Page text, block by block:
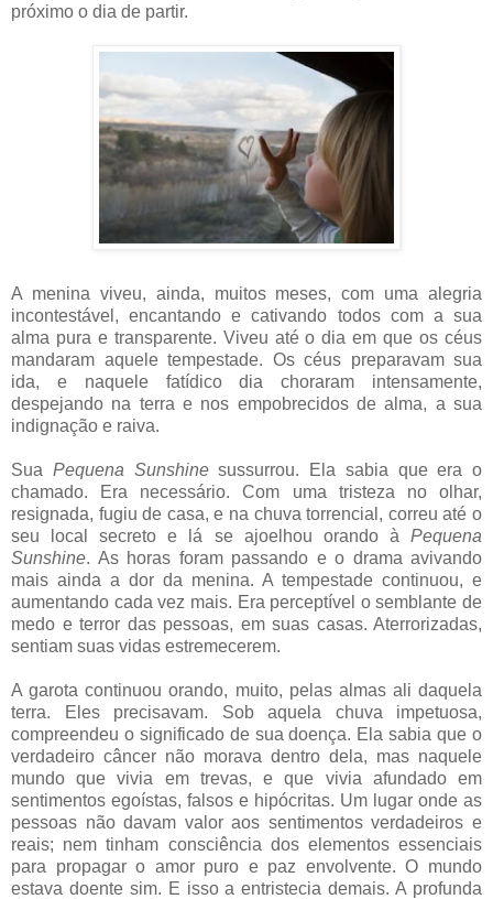
próximo o dia de partir.
A menina viveu, ainda, muitos meses, com uma alegria
incontestável, encantando e cativando todos com a sua
alma pura e transparente. Viveu até o dia em que os céus
mandaram aquele tempestade. Os céus preparavam sua
ida, e naquele fatídico dia choraram intensamente,
despejando na terra e nos empobrecidos de alma, a sua
indignação e raiva.
Sua Pequena Sunshinesussurrou. Ela sabia que era o
chamado. Era necessário. Com uma tristeza no olhar,
resignada, fugiu de casa, e na chuva torrencial, correu até o
seu local secreto e lá se ajoelhou orando à Pequena
Sunshine. As horas foram passando e o drama avivando
mais ainda a dor da menina. A tempestade continuou, e
aumentando cada vez mais. Era perceptível o semblante de
medo e terror das pessoas, em suas casas. Aterrorizadas,
sentiam suas vidas estremecerem.
A garota continuou orando, muito, pelas almas ali daquela
terra. Eles precisavam. Sob aquela chuva impetuosa,
compreendeu o significado de sua doença. Ela sabia que o
verdadeiro câncer não morava dentro dela, mas naquele
mundo que vivia em trevas, e que vivia afundado em
sentimentos egoístas, falsos e hipócritas. Um lugar onde as
pessoas não davam valor aos sentimentos verdadeiros e
reais; nem tinham consciência dos elementos essenciais
para propagar o amor puro e paz envolvente. O mundo
estava doente sim. E isso a entristecia demais. A profunda